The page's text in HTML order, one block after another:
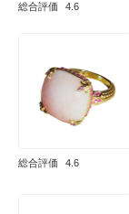
総合評価 4.6
総合評価 4.6